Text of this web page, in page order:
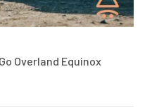
Overland Equinox